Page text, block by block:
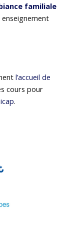
familiale
enseignement
l’accueil de
cours pour
.